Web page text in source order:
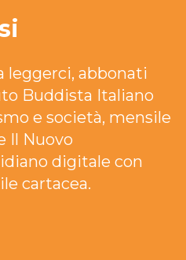
leggerci, abbonati
Buddista Italiano
e società, mensile
Il Nuovo
digitale con
cartacea.